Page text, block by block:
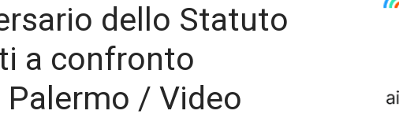
dello Statuto
a confronto
Palermo / Video